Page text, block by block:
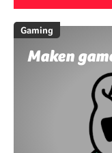
Gaming
Maken